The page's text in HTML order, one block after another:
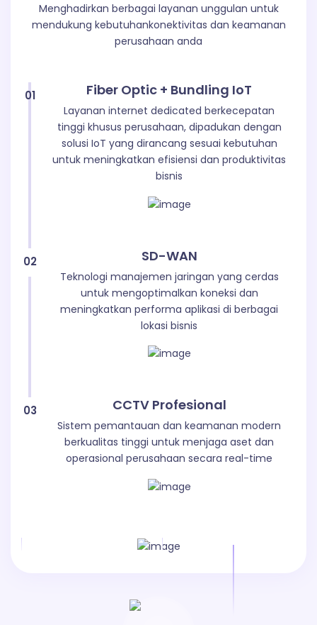
Menghadirkan berbagai layanan unggulan untuk
mendukung kebutuhankonektivitas dan keamanan
perusahaan anda
Fiber Optic + Bundling IoT
Layanan internet dedicated berkecepatan
tinggi khusus perusahaan, dipadukan dengan
solusi IoT yang dirancang sesuai kebutuhan
untuk meningkatkan efisiensi dan produktivitas
bisnis
01
SD-WAN
Teknologi manajemen jaringan yang cerdas
untuk mengoptimalkan koneksi dan
meningkatkan performa aplikasi di berbagai
lokasi bisnis
02
CCTV Profesional
Sistem pemantauan dan keamanan modern
berkualitas tinggi untuk menjaga aset dan
operasional perusahaan secara real-time
03